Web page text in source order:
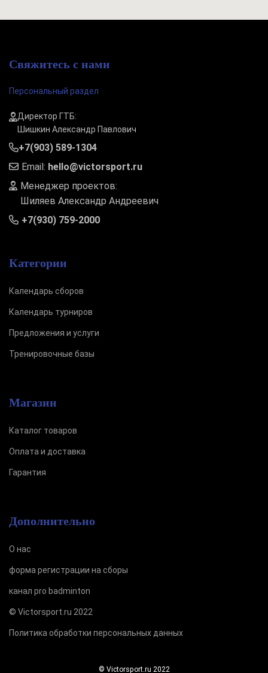
Свяжитесь с нами
Персональный раздел
Директор ГТБ:
Шишкин Александр Павлович
+7(903) 589-1304
Email: hello@victorsport.ru
Менеджер проектов:
Шиляев Александр Андреевич
+7(930) 759-2000
Категории
Календарь сборов
Календарь турниров
Предложения и услуги
Тренировочные базы
Магазин
Каталог товаров
Оплата и доставка
Гарантия
Дополнительно
О нас
форма регистрации на сборы
канал pro badminton
© Victorsport.ru 2022
Политика обработки персональных данных
© Victorsport.ru 2022